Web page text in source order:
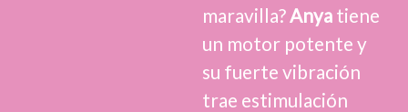
maravilla? Anya tiene
un motor potente y
su fuerte vibración
trae estimulación